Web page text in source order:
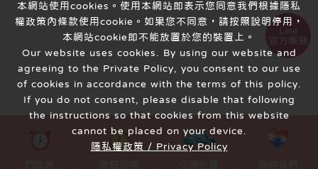
本網站使用cookies。使用本網站即表示您同意我們根據隱私
權政策內條款使用cookie。如果您不同意，請按照說明停用，
本網站cookie即不能放置於您的裝置上。
Our website uses cookies. By using our website and
agreeing to the Private Policy, you consent to our use
of cookies in accordance with the terms of this policy.
If you do not consent, please disable that following
the instructions so that cookies from this website
cannot be placed on your device.
隱私權政策 / Privacy Policy
Line
官方帳號